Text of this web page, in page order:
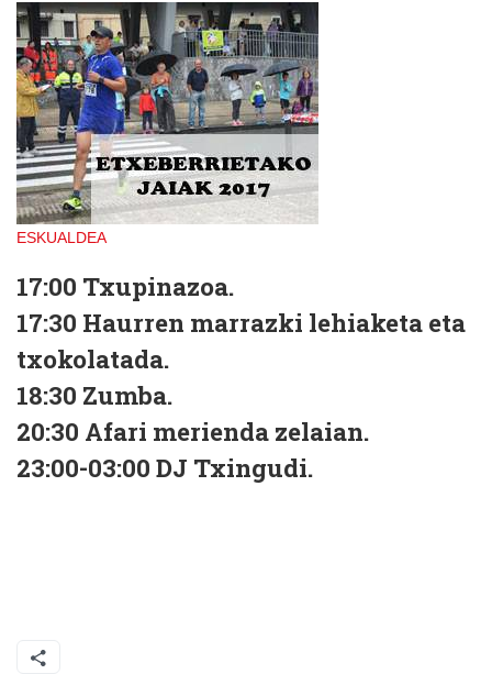
ESKUALDEA
17:00 Txupinazoa.
17:30 Haurren marrazki lehiaketa eta
txokolatada.
18:30 Zumba.
20:30 Afari merienda zelaian.
23:00-03:00 DJ Txingudi.